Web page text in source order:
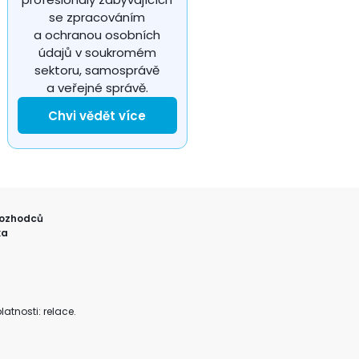
se zpracováním
a ochranou osobních
údajů v soukromém
sektoru, samosprávě
a veřejné správě.
Chvi vědět více
relace.